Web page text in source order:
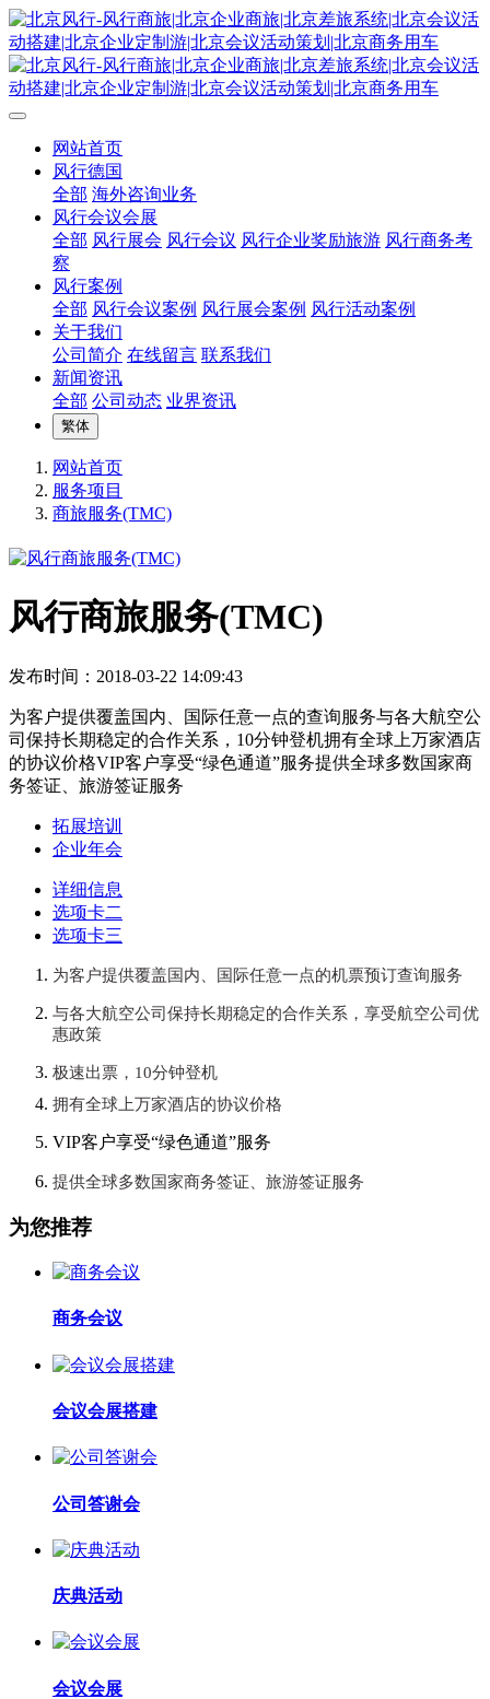
网站首页
风行德国
全部 海外咨询业务
风行会议会展
全部 风行展会 风行会议 风行企业奖励旅游 风行商务考
察
风行案例
全部 风行会议案例 风行展会案例 风行活动案例
关于我们
公司简介 在线留言 联系我们
新闻资讯
全部 公司动态 业界资讯
繁体
网站首页
服务项目
商旅服务(TMC)
风行商旅服务(TMC)
发布时间：2018-03-22 14:09:43
为客户提供覆盖国内、国际任意一点的查询服务与各大航空公
司保持长期稳定的合作关系，10分钟登机拥有全球上万家酒店
的协议价格VIP客户享受“绿色通道”服务提供全球多数国家商
务签证、旅游签证服务
拓展培训
企业年会
详细信息
选项卡二
选项卡三
为客户提供覆盖国内、国际任意一点的机票预订查询服务
与各大航空公司保持长期稳定的合作关系，享受航空公司优
惠政策
极速出票，10分钟登机
拥有全球上万家酒店的协议价格
VIP客户享受“绿色通道”服务
提供全球多数国家商务签证、旅游签证服务
为您推荐
商务会议
会议会展搭建
公司答谢会
庆典活动
会议会展